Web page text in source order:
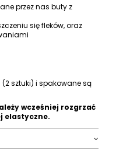
przez nas buty z
się fleków, oraz
sztuki) i spakowane są
wcześniej rozgrzać
elastyczne.